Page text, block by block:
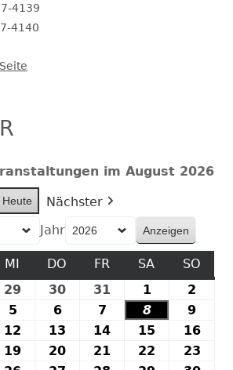
4139
4140
im August 2026
Heute
Nächster
Jahr
MI MITTWOCH
DO DONNERSTAG
FR FREITAG
SA SAMSTAG
SO
29
2026
30
2026
31
2026
1
August
2026
2
2026
5
August
2026
66.
August
2026
7
August
2026
88.
August
2026
9
2026
12
August
13
August
14
August
15
August
1616.
19 20 21 22 23